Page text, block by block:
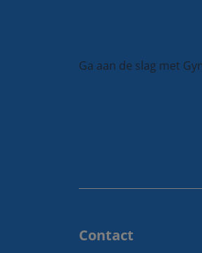
Ga aan de slag met
Contact